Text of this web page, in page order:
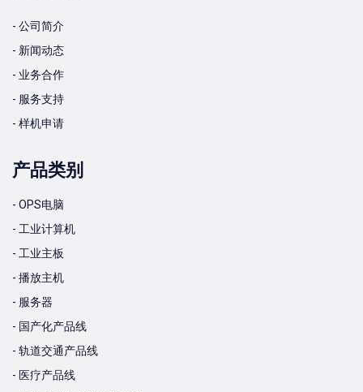
- 公司简介
- 新闻动态
- 业务合作
- 服务支持
- 样机申请
产品类别
- OPS电脑
- 工业计算机
- 工业主板
- 播放主机
- 服务器
- 国产化产品线
- 轨道交通产品线
- 医疗产品线